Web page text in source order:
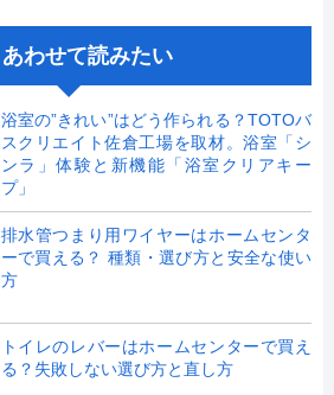
あわせて読みたい
浴室の”きれい”はどう作られる？TOTOバ
スクリエイト佐倉工場を取材。浴室「シ
ンラ」体験と新機能「浴室クリアキー
プ」
排水管つまり用ワイヤーはホームセンタ
ーで買える？ 種類・選び方と安全な使い
方
トイレのレバーはホームセンターで買え
る？失敗しない選び方と直し方